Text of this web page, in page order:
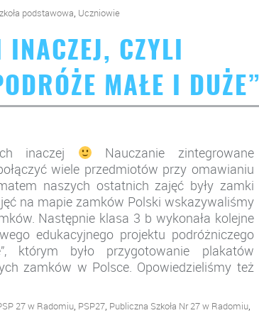
podstawowa, Uczniowie
CZYLI
MAŁE I DUŻE”
inaczej
Nauczanie zintegrowane
wiele przedmiotów przy omawianiu
naszych ostatnich zajęć były zamki
na mapie zamków Polski wskazywaliśmy
Następnie klasa 3 b wykonała kolejne
edukacyjnego projektu podróżniczego
którym było przygotowanie plakatów
zamków w Polsce. Opowiedzieliśmy też
27 w Radomiu, PSP27, Publiczna Szkoła Nr 27 w Radomiu,